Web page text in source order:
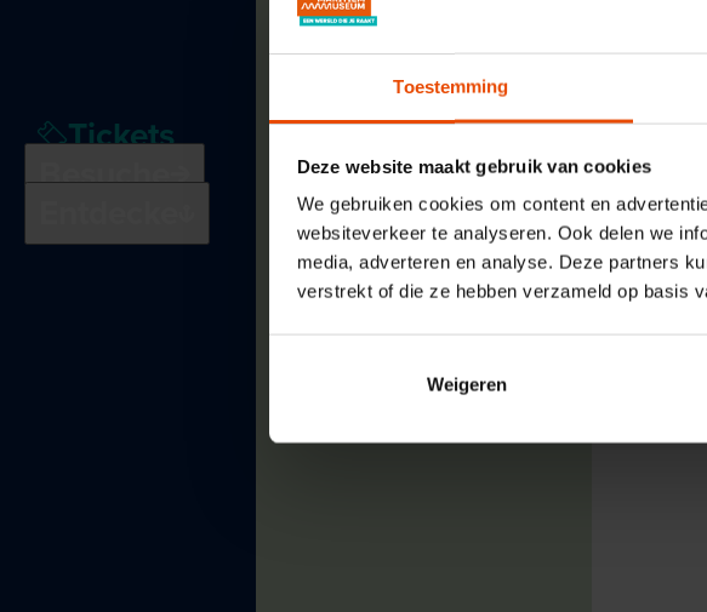
Toestemming
Deze website maakt gebruik van cookies
We gebruiken cookies om content en
websiteverkeer te analyseren. Ook delen we
media, adverteren en analyse. Deze partners
verstrekt of die ze hebben verzameld op basis
Weigeren
Tickets
Besuche
Kurs
Museumkollection
UnserePartner
Presse
Unsere
Stellenangebote